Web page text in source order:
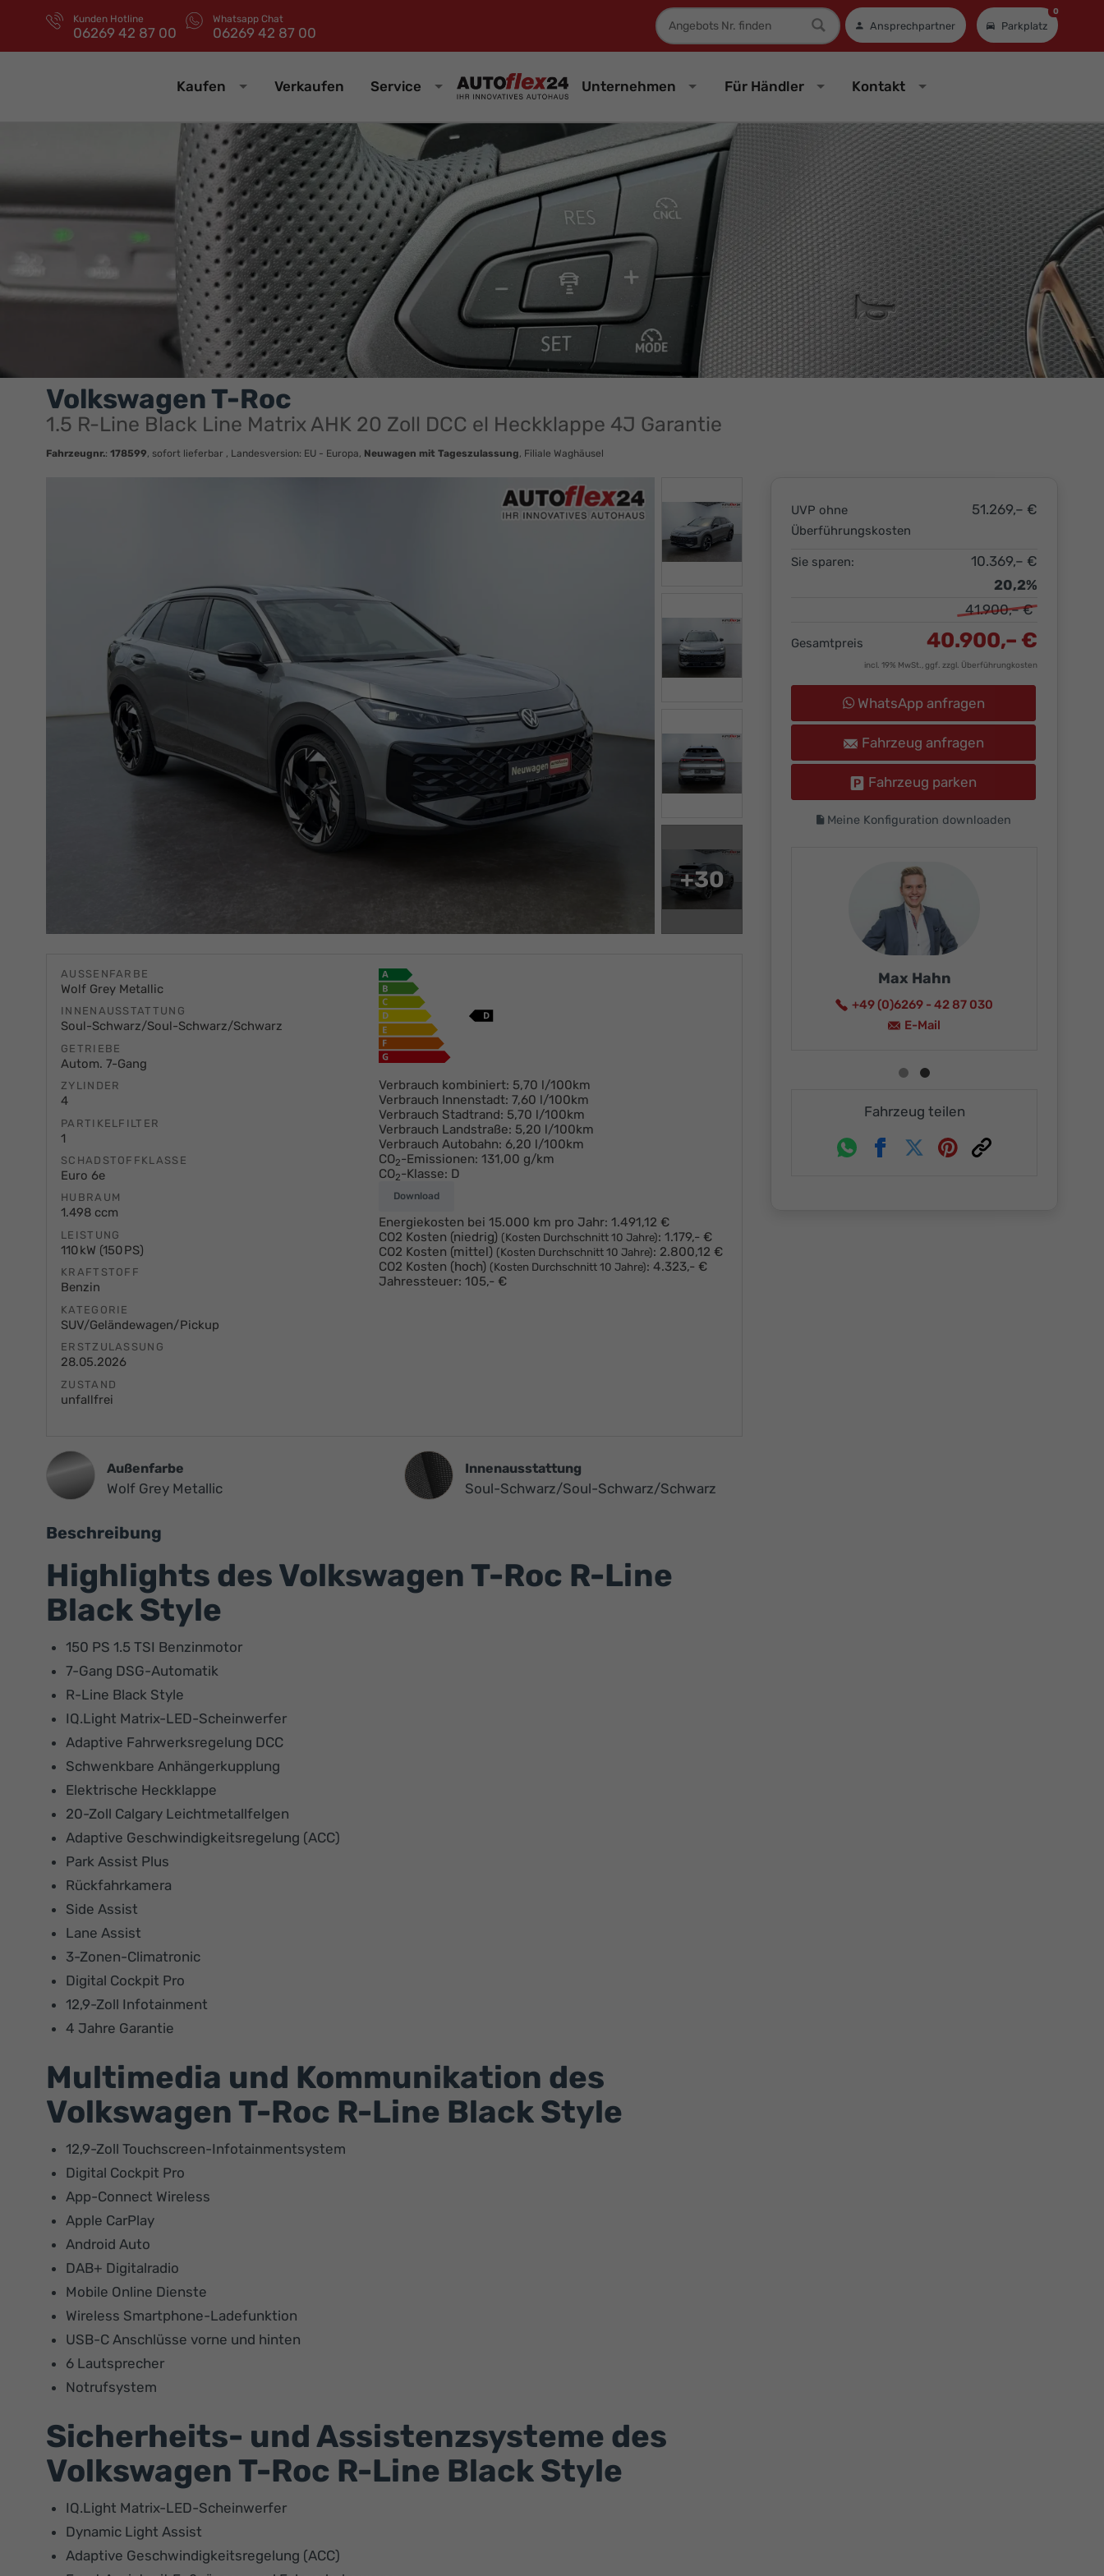
Kunden Hotline
06269 42 87 00
Whatsapp Chat
06269 42 87 00
Fahrzeugnummer
Ansprechpartner Parkplatz
0
Kaufen Verkaufen Service Unternehmen Für Händler Kontakt
Volkswagen T-Roc
1.5 R-Line Black Line Matrix AHK 20 Zoll DCC el Heckklappe 4J Garantie
Fahrzeugnr.: 178599, sofort lieferbar , Landesversion: EU - Europa, Neuwagen mit Tageszulassung, Filiale Waghäusel
UVP ohne
Überführungskosten
51.269,– €
Sie sparen:
10.369,– €
20,2%
41.900,– €
Gesamtpreis 40.900,– €
incl. 19% MwSt., ggf. zzgl. Überführungkosten
WhatsApp anfragen
Fahrzeug anfragen
Fahrzeug parken
Meine Konfiguration downloaden
Max Hahn
+49 (0)6269 - 42 87 030
E-Mail
Fahrzeug teilen
WhatsappFacebookTwitterPinterest
Link
+30
AUSSENFARBE
Wolf Grey Metallic
INNENAUSSTATTUNG
Soul-Schwarz/Soul-Schwarz/Schwarz
GETRIEBE
Autom. 7-Gang
ZYLINDER
4
PARTIKELFILTER
1
SCHADSTOFFKLASSE
Euro 6e
HUBRAUM
1.498 ccm
LEISTUNG
110 kW (150 PS)
KRAFTSTOFF
Benzin
KATEGORIE
SUV/Geländewagen/Pickup
ERSTZULASSUNG
28.05.2026
ZUSTAND
unfallfrei
Verbrauch kombiniert: 5,70 l/100km
Verbrauch Innenstadt: 7,60 l/100km
Verbrauch Stadtrand: 5,70 l/100km
Verbrauch Landstraße: 5,20 l/100km
Verbrauch Autobahn: 6,20 l/100km
CO2-Emissionen: 131,00 g/km
CO2-Klasse: D
Download
Energiekosten bei 15.000 km pro Jahr: 1.491,12 €
CO2 Kosten (niedrig) (Kosten Durchschnitt 10 Jahre): 1.179,- €
CO2 Kosten (mittel) (Kosten Durchschnitt 10 Jahre): 2.800,12 €
CO2 Kosten (hoch) (Kosten Durchschnitt 10 Jahre): 4.323,- €
Jahressteuer: 105,- €
Außenfarbe
Wolf Grey Metallic
InnenausstattungInnenausstattung
Soul-Schwarz/Soul-Schwarz/Schwarz
Beschreibung
Highlights des Volkswagen T-Roc R-Line
Black Style
150 PS 1.5 TSI Benzinmotor
7-Gang DSG-Automatik
R-Line Black Style
IQ.Light Matrix-LED-Scheinwerfer
Adaptive Fahrwerksregelung DCC
Schwenkbare Anhängerkupplung
Elektrische Heckklappe
20-Zoll Calgary Leichtmetallfelgen
Adaptive Geschwindigkeitsregelung (ACC)
Park Assist Plus
Rückfahrkamera
Side Assist
Lane Assist
3-Zonen-Climatronic
Digital Cockpit Pro
12,9-Zoll Infotainment
4 Jahre Garantie
Multimedia und Kommunikation des
Volkswagen T-Roc R-Line Black Style
12,9-Zoll Touchscreen-Infotainmentsystem
Digital Cockpit Pro
App-Connect Wireless
Apple CarPlay
Android Auto
DAB+ Digitalradio
Mobile Online Dienste
Wireless Smartphone-Ladefunktion
USB-C Anschlüsse vorne und hinten
6 Lautsprecher
Notrufsystem
Sicherheits- und Assistenzsysteme des
Volkswagen T-Roc R-Line Black Style
IQ.Light Matrix-LED-Scheinwerfer
Dynamic Light Assist
Adaptive Geschwindigkeitsregelung (ACC)